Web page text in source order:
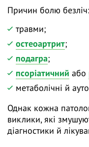
Причин болю безліч:
травми;
остеоартрит;
подагра;
псоріатичний або
метаболічні й
Однак кожна
виклики, які
діагностики й